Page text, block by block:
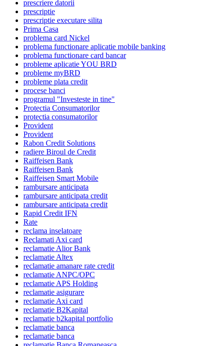
prescriere datorii
prescriptie
prescriptie executare silita
Prima Casa
problema card Nickel
problema functionare aplicatie mobile banking
problema functionare card bancar
probleme aplicatie YOU BRD
probleme myBRD
probleme plata credit
procese banci
programul "Investeste in tine"
Protectia Consumatorilor
protectia consumatorilor
Provident
Provident
Rabon Credit Solutions
radiere Biroul de Credit
Raiffeisen Bank
Raiffeisen Bank
Raiffeisen Smart Mobile
rambursare anticipata
rambursare anticipata credit
rambursare anticipata credit
Rapid Credit IFN
Rate
reclama inselatoare
Reclamati Axi card
reclamatie Alior Bank
reclamatie Altex
reclamatie amanare rate credit
reclamatie ANPC/OPC
reclamatie APS Holding
reclamatie asigurare
reclamatie Axi card
reclamatie B2Kapital
reclamatie b2kapital portfolio
reclamatie banca
reclamatie banca